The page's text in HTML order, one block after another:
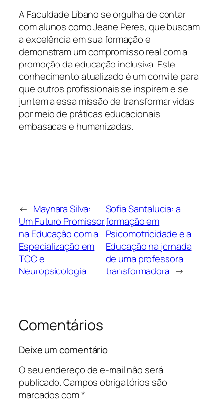
A Faculdade Líbano se orgulha de contar
com alunos como Jeane Peres, que buscam
a excelência em sua formação e
demonstram um compromisso real com a
promoção da educação inclusiva. Este
conhecimento atualizado é um convite para
que outros profissionais se inspirem e se
juntem a essa missão de transformar vidas
por meio de práticas educacionais
embasadas e humanizadas.
← Maynara Silva:
Um Futuro Promissor
na Educação com a
Especialização em
TCC e
Neuropsicologia
Sofia Santalucia: a
formação em
Psicomotricidade e a
Educação na jornada
de uma professora
transformadora →
Comentários
Deixe um comentário
O seu endereço de e-mail não será
publicado.Campos obrigatórios são
marcados com*